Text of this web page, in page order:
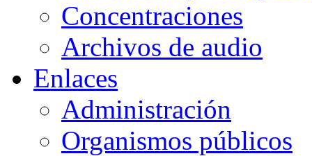
Concentraciones
Archivos de audio
Enlaces
Administración
Organismos públicos